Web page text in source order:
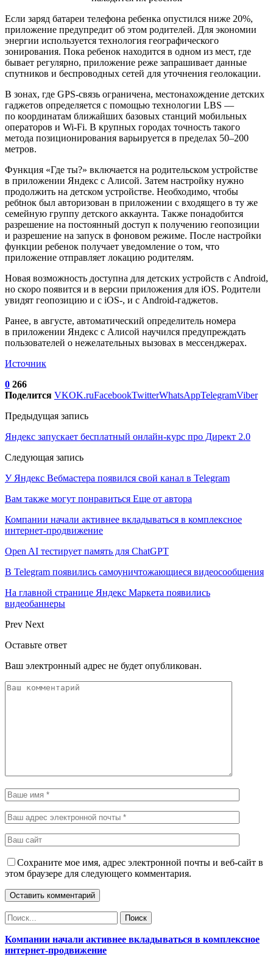
Если заряд батареи телефона ребенка опустился ниже 20%,
приложение предупредит об этом родителей. Для экономии
энергии используется технология географического
зонирования. Пока ребенок находится в одном из мест, где
бывает регулярно, приложение реже запрашивает данные
спутников и беспроводных сетей для уточнения геолокации.
В зонах, где GPS-связь ограничена, местонахождение детских
гаджетов определяется с помощью технологии LBS —
по координатам ближайших базовых станций мобильных
операторов и Wi-Fi. В крупных городах точность такого
метода позиционирования варьируется в пределах 50–200
метров.
Функция «Где ты?» включается на родительском устройстве
в приложении Яндекс с Алисой. Затем настройку нужно
продолжить на детском устройстве. Необходимо, чтобы
ребtнок был авторизован в приложении с входящего в ту же
семейную группу детского аккаунта. Также понадобится
разрешение на постоянный доступ к получению геопозиции
и разрешение на запуск в фоновом режиме. После настройки
функции ребенок получает уведомление о том, что
приложение отправляет локацию родителям.
Новая возможность доступна для детских устройств с Android,
но скоро появится и в версии приложения для iOS. Родители
увидят геопозицию и с iOS-, и с Android-гаджетов.
Ранее, в августе, автоматический определитель номера
в приложении Яндекс с Алисой научился предупреждать
пользователей о нежелательных вызовах в мессенджерах.
Источник
0 266
Поделится VKOK.ruFacebookTwitterWhatsAppTelegramViber
Предыдущая запись
Яндекс запускает бесплатный онлайн-курс про Директ 2.0
Следующая запись
У Яндекс Вебмастера появился свой канал в Telegram
Вам также могут понравиться Еще от автора
Компании начали активнее вкладываться в комплексное
интернет-продвижение
Open AI тестирует память для ChatGPT
В Telegram появились самоуничтожающиеся видеосообщения
На главной странице Яндекс Маркета появились
видеобаннеры
Prev Next
Оставьте ответ
Ваш электронный адрес не будет опубликован.
Сохраните мое имя, адрес электронной почты и веб-сайт в
этом браузере для следующего комментария.
Компании начали активнее вкладываться в комплексное
интернет-продвижение